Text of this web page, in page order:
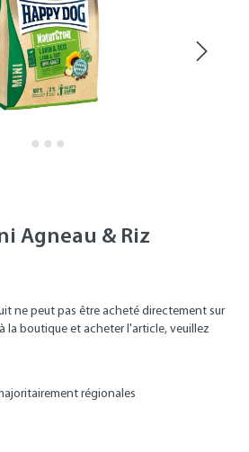
Agneau & Riz
ne peut pas être acheté directement sur
la boutique et acheter l'article, veuillez
régionales